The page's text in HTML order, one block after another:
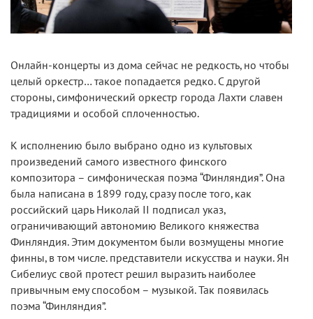
Онлайн-концерты из дома сейчас не редкость, но чтобы
целый оркестр… такое попадается редко. С другой
стороны, симфонический оркестр города Лахти славен
традициями и особой сплоченностью.
К исполнению было выбрано одно из культовых
произведений самого известного финского
композитора – симфоническая поэма “Финляндия”. Она
была написана в 1899 году, сразу после того, как
российский царь Николай II подписал указ,
ограничивающий автономию Великого княжества
Финляндия. Этим документом были возмущены многие
финны, в том числе. представители искусства и науки. Ян
Сибелиус свой протест решил выразить наиболее
привычным ему способом – музыкой. Так появилась
поэма “Финляндия”.